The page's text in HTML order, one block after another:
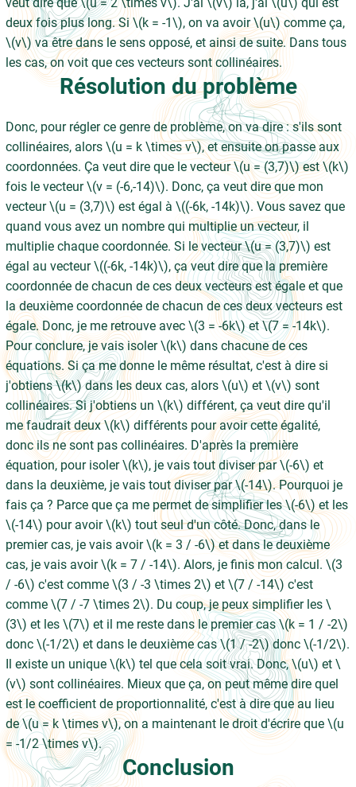
veut dire que \(u = 2 \times v\). J'ai \(v\) là, j'ai \(u\) qui est
deux fois plus long. Si \(k = -1\), on va avoir \(u\) comme ça,
\(v\) va être dans le sens opposé, et ainsi de suite. Dans tous
les cas, on voit que ces vecteurs sont collinéaires.
Résolution du problème
Donc, pour régler ce genre de problème, on va dire : s'ils sont
collinéaires, alors \(u = k \times v\), et ensuite on passe aux
coordonnées. Ça veut dire que le vecteur \(u = (3,7)\) est \(k\)
fois le vecteur \(v = (-6,-14)\). Donc, ça veut dire que mon
vecteur \(u = (3,7)\) est égal à \((-6k, -14k)\). Vous savez que
quand vous avez un nombre qui multiplie un vecteur, il
multiplie chaque coordonnée. Si le vecteur \(u = (3,7)\) est
égal au vecteur \((-6k, -14k)\), ça veut dire que la première
coordonnée de chacun de ces deux vecteurs est égale et que
la deuxième coordonnée de chacun de ces deux vecteurs est
égale. Donc, je me retrouve avec \(3 = -6k\) et \(7 = -14k\).
Pour conclure, je vais isoler \(k\) dans chacune de ces
équations. Si ça me donne le même résultat, c'est à dire si
j'obtiens \(k\) dans les deux cas, alors \(u\) et \(v\) sont
collinéaires. Si j'obtiens un \(k\) différent, ça veut dire qu'il
me faudrait deux \(k\) différents pour avoir cette égalité,
donc ils ne sont pas collinéaires. D'après la première
équation, pour isoler \(k\), je vais tout diviser par \(-6\) et
dans la deuxième, je vais tout diviser par \(-14\). Pourquoi je
fais ça ? Parce que ça me permet de simplifier les \(-6\) et les
\(-14\) pour avoir \(k\) tout seul d'un côté. Donc, dans le
premier cas, je vais avoir \(k = 3 / -6\) et dans le deuxième
cas, je vais avoir \(k = 7 / -14\). Alors, je finis mon calcul. \(3
/ -6\) c'est comme \(3 / -3 \times 2\) et \(7 / -14\) c'est
comme \(7 / -7 \times 2\). Du coup, je peux simplifier les \
(3\) et les \(7\) et il me reste dans le premier cas \(k = 1 / -2\)
donc \(-1/2\) et dans le deuxième cas \(1 / -2\) donc \(-1/2\).
Il existe un unique \(k\) tel que cela soit vrai. Donc, \(u\) et \
(v\) sont collinéaires. Mieux que ça, on peut même dire quel
est le coefficient de proportionnalité, c'est à dire que au lieu
de \(u = k \times v\), on a maintenant le droit d'écrire que \(u
= -1/2 \times v\).
Conclusion